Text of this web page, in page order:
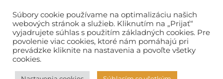
Ochrana osobných údajov
Reklamačný poriadok
Spôsob a cena dopravy
Súbory cookie používame na optimalizáciu našich
webových stránok a služieb. Kliknutím na „Prijať“
vyjadrujete súhlas s použitím základných cookies. Pre
povolenie viac cookies, ktoré nám pomáhajú pri
prevádzke kliknite na nastavenia a povoľte všetky
cookies.